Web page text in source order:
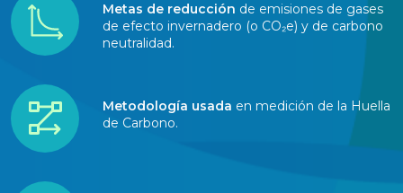
Metas de reducción de emisiones de gases
de efecto invernadero (o CO₂e) y de carbono
neutralidad.
Metodología usada en medición de la Huella
de Carbono.